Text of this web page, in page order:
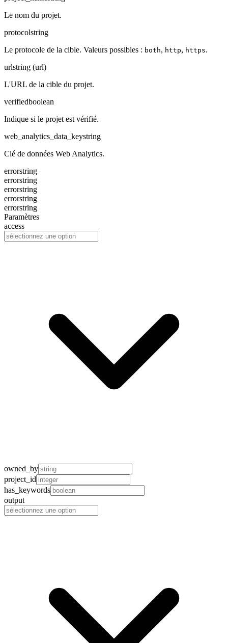
Le nom du projet.
protocolstring
Le protocole de la cible. Valeurs possibles : both, http, https.
urlstring (url)
L'URL de la cible du projet.
verifiedboolean
Indique si le projet est vérifié.
web_analytics_data_keystring
Clé de données Web Analytics.
errorstring
errorstring
errorstring
errorstring
errorstring
Paramètres
access
owned_by
project_id
has_keywords
output